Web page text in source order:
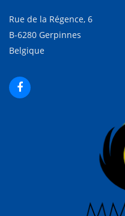
Rue de la Régence, 6
B-6280 Gerpinnes
Belgique